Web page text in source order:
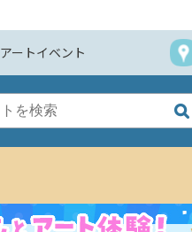
アートイベント